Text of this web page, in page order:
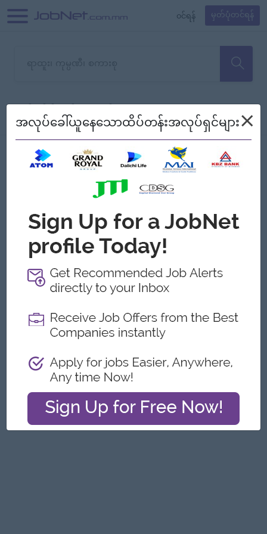
၀င်ရန် မှတ်ပုံတင်ရန်
သော အလုပ်မရှိသေးပါ။
စစ်ရန် စဉ်၍ကြည့်မည်
Jobs
အလုပ်ခေါ်ယူနေသောထိပ်တန်းအလုပ်ရှင်များ×